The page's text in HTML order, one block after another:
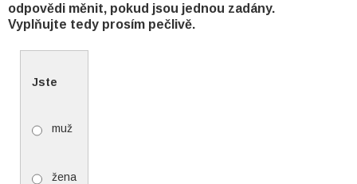
odpovědi měnit, pokud jsou jednou zadány.
Vyplňujte tedy prosím pečlivě.
Jste
muž
žena